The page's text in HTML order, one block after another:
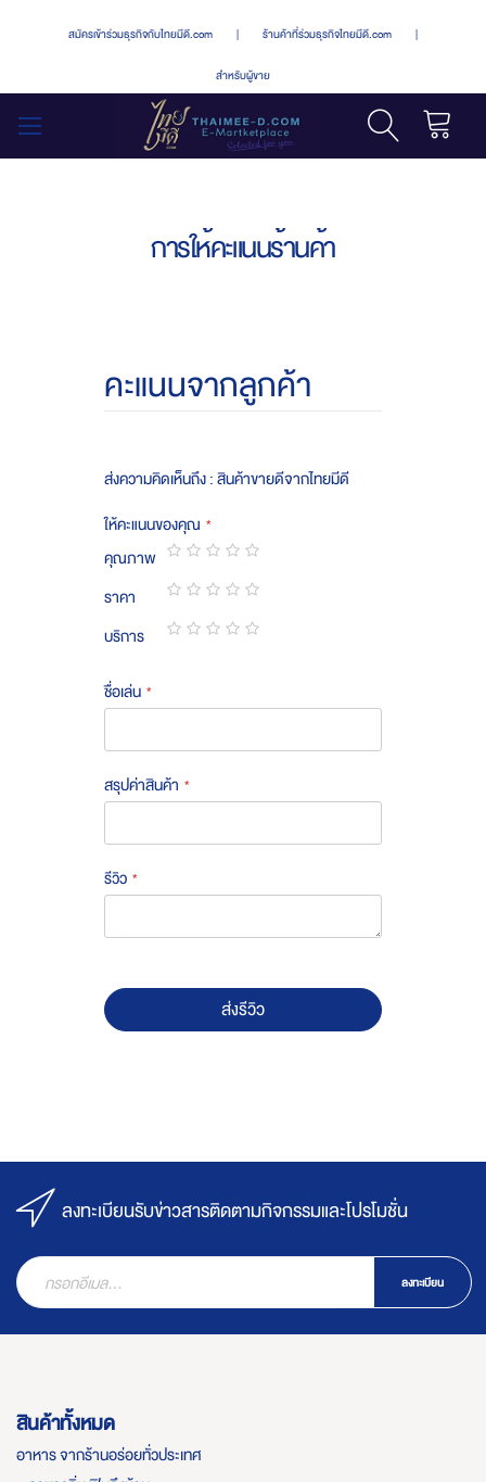
สมัครเข้าร่วมธุรกิจกับไทยมีดี.com | ร้านค้าที่ร่วมธุรกิจไทยมีดี.com |
สำหรับผู้ขาย
การให้คะแนนร้านค้า
คะแนนจากลูกค้า
ส่งความคิดเห็นถึง : สินค้าขายดีจากไทยมีดี
ให้คะแนนของคุณ
คุณภาพ
1
star
2
stars
3
stars
4
stars
5
stars
ราคา
1
star
2
stars
3
stars
4
stars
5
stars
บริการ
ชื่อเล่น
สรุปค่าสินค้า
รีวิว
ส่งรีวิว
ลงทะเบียนรับข่าวสารติดตามกิจกรรมและโปรโมชั่น
ลงทะเบียน
สินค้าทั้งหมด
อาหาร จากร้านอร่อยทั่วประเทศ